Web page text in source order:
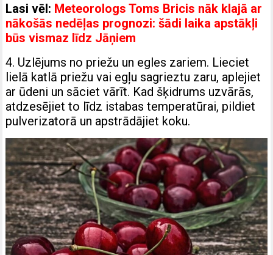
Lasi vēl: Meteorologs Toms Bricis nāk klajā ar
nākošās nedēļas prognozi: šādi laika apstākļi
būs vismaz līdz Jāņiem
4. Uzlējums no priežu un egles zariem. Lieciet
lielā katlā priežu vai egļu sagrieztu zaru, aplejiet
ar ūdeni un sāciet vārīt. Kad šķidrums uzvārās,
atdzesējiet to līdz istabas temperatūrai, pildiet
pulverizatorā un apstrādājiet koku.